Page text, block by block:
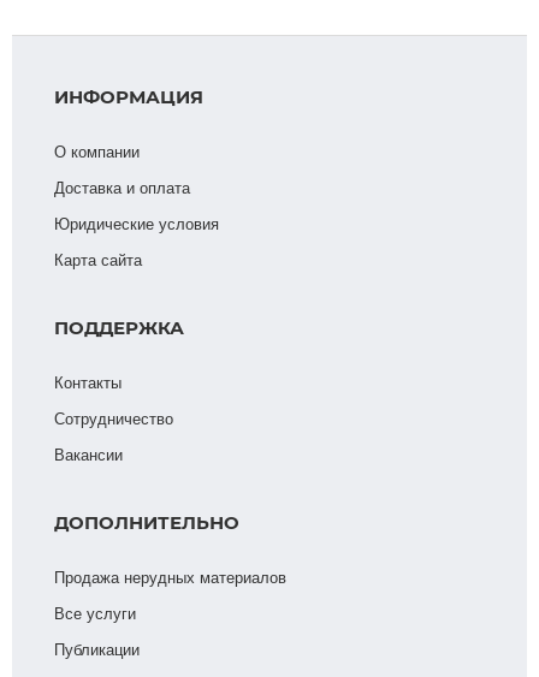
ИНФОРМАЦИЯ
О компании
Доставка и оплата
Юридические условия
Карта сайта
ПОДДЕРЖКА
Контакты
Сотрудничество
Вакансии
ДОПОЛНИТЕЛЬНО
Продажа нерудных материалов
Все услуги
Публикации